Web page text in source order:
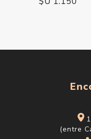
(entre